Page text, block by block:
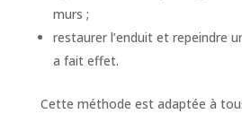
murs ;
restaurer l’enduit et repeindre
a fait effet.
Cette méthode est adaptée à